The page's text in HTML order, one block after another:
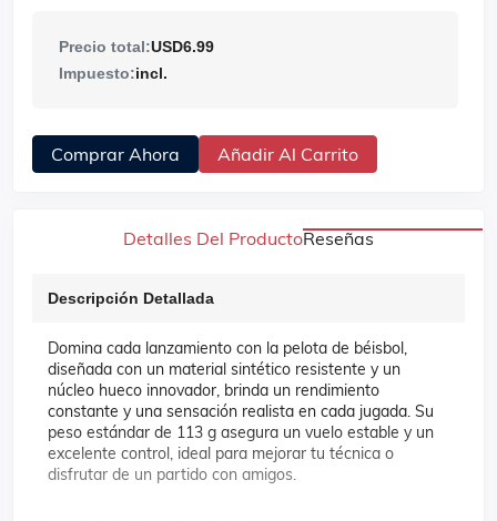
Precio total:USD6.99
Impuesto:incl.
Comprar Ahora Añadir Al Carrito
Detalles Del ProductoReseñas
Descripción Detallada
Domina cada lanzamiento con la pelota de béisbol,
diseñada con un material sintético resistente y un
núcleo hueco innovador, brinda un rendimiento
constante y una sensación realista en cada jugada. Su
peso estándar de 113 g asegura un vuelo estable y un
excelente control, ideal para mejorar tu técnica o
disfrutar de un partido con amigos.